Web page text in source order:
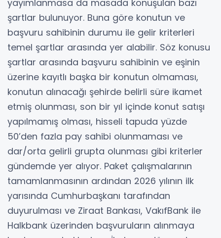
yayımlanmasa da masada konuşulan bazı
şartlar bulunuyor. Buna göre konutun ve
başvuru sahibinin durumu ile gelir kriterleri
temel şartlar arasında yer alabilir. Söz konusu
şartlar arasında başvuru sahibinin ve eşinin
üzerine kayıtlı başka bir konutun olmaması,
konutun alınacağı şehirde belirli süre ikamet
etmiş olunması, son bir yıl içinde konut satışı
yapılmamış olması, hisseli tapuda yüzde
50’den fazla pay sahibi olunmaması ve
dar/orta gelirli grupta olunması gibi kriterler
gündemde yer alıyor. Paket çalışmalarının
tamamlanmasının ardından 2026 yılının ilk
yarısında Cumhurbaşkanı tarafından
duyurulması ve Ziraat Bankası, VakıfBank ile
Halkbank üzerinden başvuruların alınmaya